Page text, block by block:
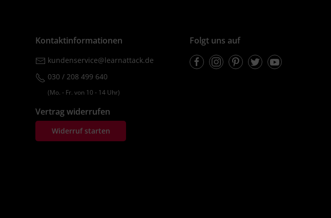
Kontaktinformationen
kundenservice@learnattack.de
030 / 208 499 640
(Mo. ‐ Fr. von 10 ‐ 14 Uhr)
Vertrag widerrufen
Widerruf starten
Folgt uns auf
FacebookInstagramPinterestTwitterYoutube